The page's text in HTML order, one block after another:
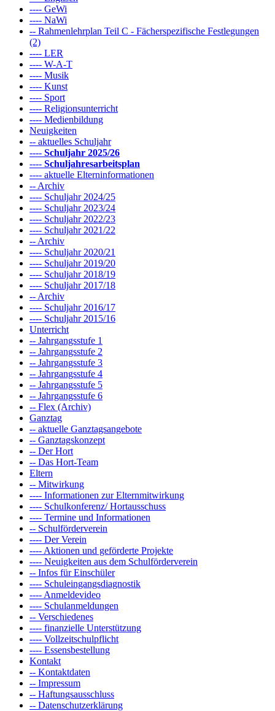
---- GeWi
---- NaWi
-- Rahmenlehrplan Teil C - Fächerspezifische Festlegungen
(2)
---- LER
---- W-A-T
---- Musik
---- Kunst
---- Sport
---- Religionsunterricht
---- Medienbildung
Neuigkeiten
-- aktuelles Schuljahr
---- Schuljahr 2025/26
---- Schuljahresarbeitsplan
---- aktuelle Elterninformationen
-- Archiv
---- Schuljahr 2024/25
---- Schuljahr 2023/24
---- Schuljahr 2022/23
---- Schuljahr 2021/22
-- Archiv
---- Schuljahr 2020/21
---- Schuljahr 2019/20
---- Schuljahr 2018/19
---- Schuljahr 2017/18
-- Archiv
---- Schuljahr 2016/17
---- Schuljahr 2015/16
Unterricht
-- Jahrgangsstufe 1
-- Jahrgangsstufe 2
-- Jahrgangsstufe 3
-- Jahrgangsstufe 4
-- Jahrgangsstufe 5
-- Jahrgangsstufe 6
-- Flex (Archiv)
Ganztag
-- aktuelle Ganztagsangebote
-- Ganztagskonzept
-- Der Hort
-- Das Hort-Team
Eltern
-- Mitwirkung
---- Informationen zur Elternmitwirkung
---- Schulkonferenz/ Hortausschuss
---- Termine und Informationen
-- Schulförderverein
---- Der Verein
---- Aktionen und geförderte Projekte
---- Neuigkeiten aus dem Schulförderverein
-- Infos für Einschüler
---- Schuleingangsdiagnostik
---- Anmeldevideo
---- Schulanmeldungen
-- Verschiedenes
---- finanzielle Unterstützung
---- Vollzeitschulpflicht
---- Essensbestellung
Kontakt
-- Kontaktdaten
-- Impressum
-- Haftungsausschluss
-- Datenschutzerklärung